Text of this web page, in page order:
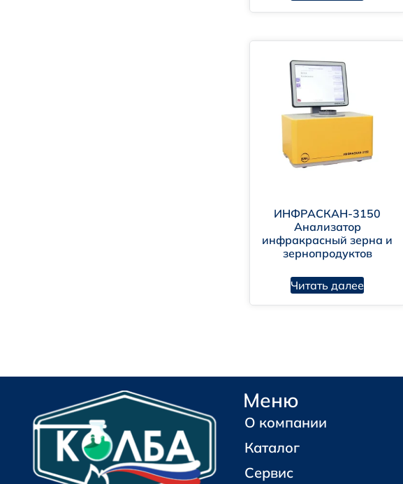
ИНФРАСКАН-3150
Анализатор
инфракрасный зерна и
зернопродуктов
Читать далее
Меню
О компании
Каталог
Сервис